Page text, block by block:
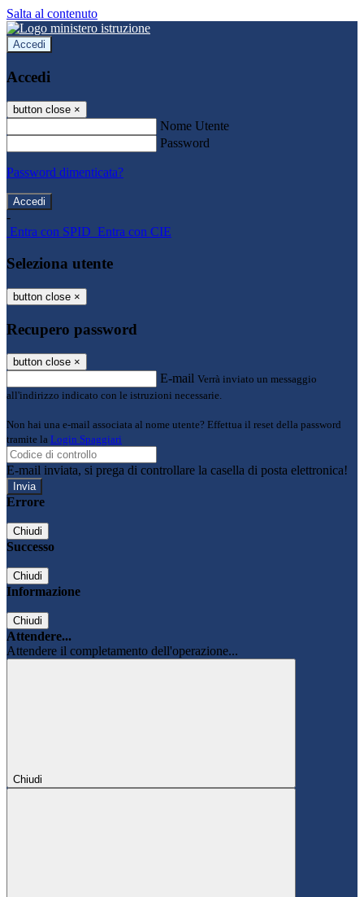
Salta al contenuto
Accedi
Accedi
button close ×
Nome Utente
Password
Password dimenticata?
-
Entra con SPID Entra con CIE
Seleziona utente
button close ×
Recupero password
button close ×
E-mail Verrà inviato un messaggio
all'indirizzo indicato con le istruzioni necessarie.
Non hai una e-mail associata al nome utente? Effettua il reset della password
tramite la Login Spaggiari
E-mail inviata, si prega di controllare la casella di posta elettronica!
Errore
Chiudi
Successo
Chiudi
Informazione
Chiudi
Attendere...
Attendere il completamento dell'operazione...
Chiudi